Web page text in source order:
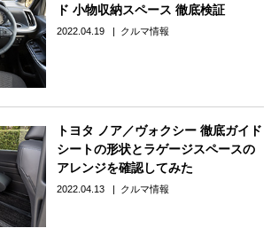
ド 小物収納スペース 徹底検証
2022.04.19 クルマ情報
トヨタ ノア／ヴォクシー 徹底ガイド
シートの形状とラゲージスペースの
アレンジを確認してみた
2022.04.13 クルマ情報